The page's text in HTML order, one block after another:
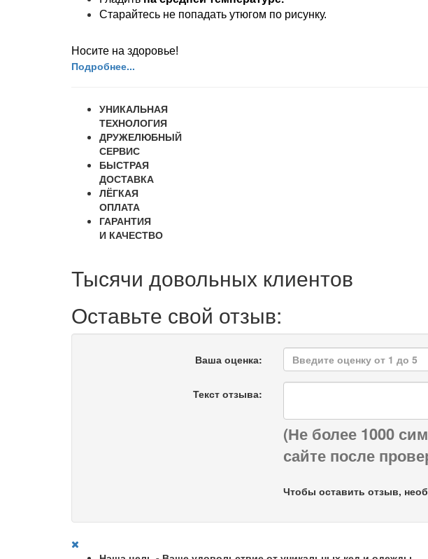
Старайтесь не попадать утюгом по рисунку.
Носите на здоровье!
Подробнее...
УНИКАЛЬНАЯ
ТЕХНОЛОГИЯ
ДРУЖЕЛЮБНЫЙ
СЕРВИС
БЫСТРАЯ
ДОСТАВКА
ЛЁГКАЯ
ОПЛАТА
ГАРАНТИЯ
И КАЧЕСТВО
Тысячи довольных клиентов
Оставьте свой отзыв:
Ваша оценка:
Текст отзыва:
(Не более 1000
сайте после
Чтобы оставить отзыв,